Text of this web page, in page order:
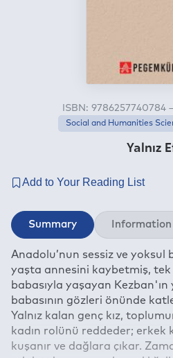
Yalnız
ISBN: 9786257740784
Social and Humanities
Summary Information
Anadolu’nun sessiz ve yoksul
yaşta annesini kaybetmiş, tek
babasıyla yaşayan Kezban'ın
babasının gözleri önünde
Yalnız kalan genç kız,
kadın rolünü reddeder; erkek
kuşanır ve dağlara çıkar.